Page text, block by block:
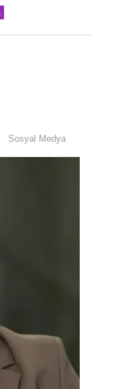
İhbar Hattı
Facebook
Sosyal Medya